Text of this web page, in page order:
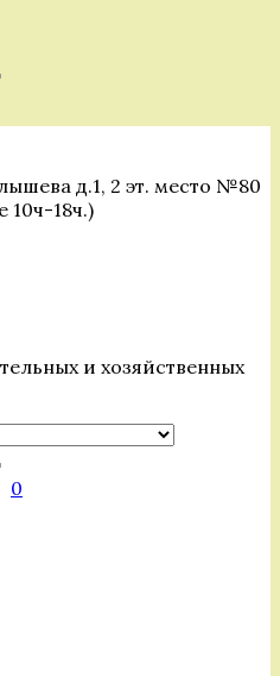
д.1, 2 эт. место №80
10ч-18ч.)
и хозяйственных
0